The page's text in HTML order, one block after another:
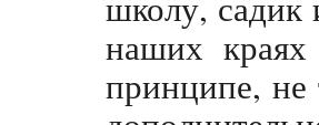
наших краях
принципе, не